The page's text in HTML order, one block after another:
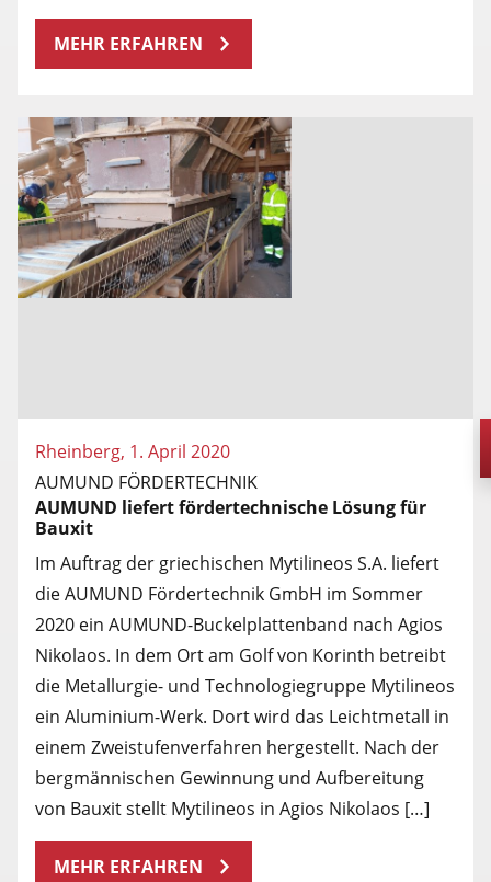
MEHR ERFAHREN
Rheinberg, 1. April 2020
AUMUND FÖRDERTECHNIK
AUMUND liefert fördertechnische Lösung für
Bauxit
Im Auftrag der griechischen Mytilineos S.A. liefert
die AUMUND Fördertechnik GmbH im Sommer
2020 ein AUMUND-Buckelplattenband nach Agios
Nikolaos. In dem Ort am Golf von Korinth betreibt
die Metallurgie- und Technologiegruppe Mytilineos
ein Aluminium-Werk. Dort wird das Leichtmetall in
einem Zweistufenverfahren hergestellt. Nach der
bergmännischen Gewinnung und Aufbereitung
von Bauxit stellt Mytilineos in Agios Nikolaos […]
MEHR ERFAHREN